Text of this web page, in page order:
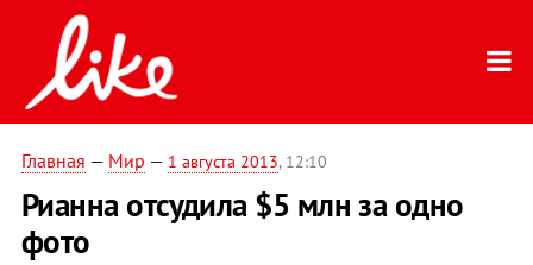
Главная — Мир — 1 августа 2013, 12:10
Рианна отсудила $5 млн за одно
фото